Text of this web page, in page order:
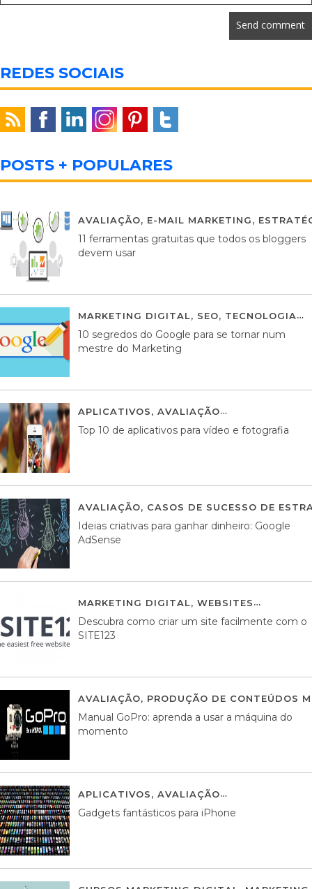
REDES SOCIAIS
POSTS + POPULARES
AVALIAÇÃO, E-MAIL MARKETING,
11 ferramentas gratuitas que todos os bloggers
devem usar
MARKETING DIGITAL, SEO, TECNOLOGIA
10 segredos do Google para se tornar num
mestre do Marketing
APLICATIVOS, AVALIAÇÃO
Top 10 de aplicativos para vídeo e fotografia
AVALIAÇÃO, CASOS DE SUCESSO DE
Ideias criativas para ganhar dinheiro: Google
AdSense
MARKETING DIGITAL, WEBSITES
Descubra como criar um site facilmente com o
SITE123
AVALIAÇÃO, PRODUÇÃO DE CONTEÚDOS
Manual GoPro: aprenda a usar a máquina do
momento
APLICATIVOS, AVALIAÇÃO
Gadgets fantásticos para iPhone